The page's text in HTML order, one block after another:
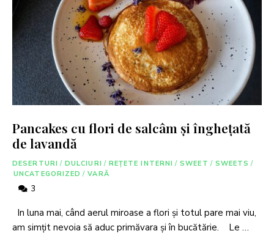
Pancakes cu flori de salcâm și înghețată
de lavandă
DESERTURI / DULCIURI / REȚETE INTERNI / SWEET / SWEETS /
UNCATEGORIZED / VARĂ
3
In luna mai, când aerul miroase a flori și totul pare mai viu,
am simțit nevoia să aduc primăvara și în bucătărie. Le …